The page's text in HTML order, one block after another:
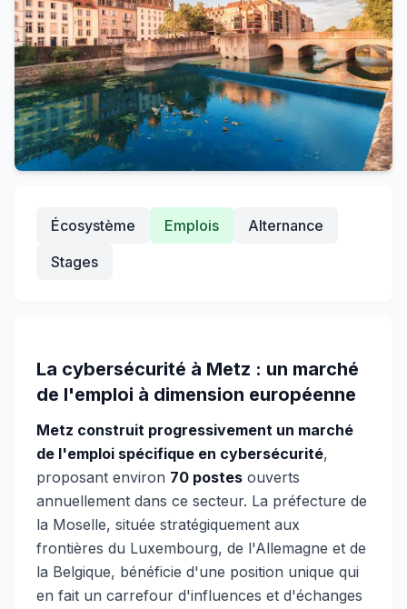
Écosystème Emplois
Alternance
Stages
La cybersécurité à Metz : un marché
de l'emploi à dimension européenne
Metz construit progressivement un marché
de l'emploi spécifique en cybersécurité,
proposant environ 70 postes ouverts
annuellement dans ce secteur. La préfecture de
la Moselle, située stratégiquement aux
frontières du Luxembourg, de l'Allemagne et de
la Belgique, bénéficie d'une position unique qui
en fait un carrefour d'influences et d'échanges